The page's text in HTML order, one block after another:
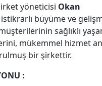
yöneticisi Okan
büyüme ve
sağlıklı
mükemmel hizmet
bir şirkettir.
: